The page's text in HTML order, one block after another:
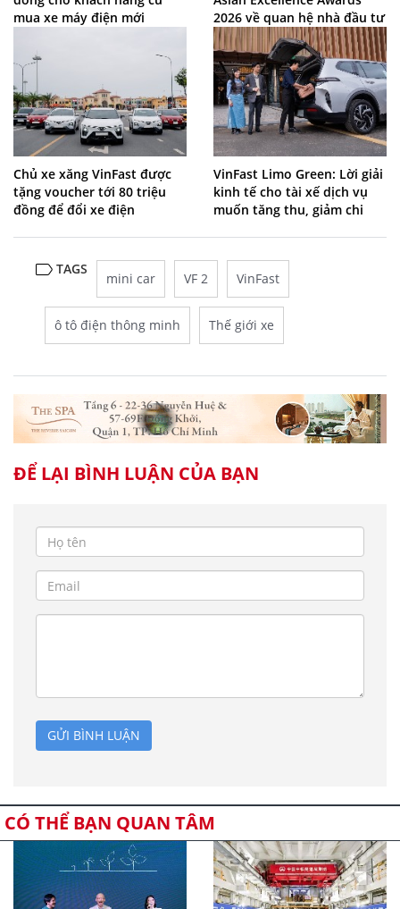
mua xe máy điện mới
2026 về quan hệ nhà đầu tư
Chủ xe xăng VinFast được
tặng voucher tới 80 triệu
đồng để đổi xe điện
VinFast Limo Green: Lời giải
kinh tế cho tài xế dịch vụ
muốn tăng thu, giảm chi
TAGS
mini car VF 2 VinFast
ô tô điện thông minh Thế giới xe
ĐỂ LẠI BÌNH LUẬN CỦA BẠN
GỬI BÌNH LUẬN
CÓ THỂ BẠN QUAN TÂM